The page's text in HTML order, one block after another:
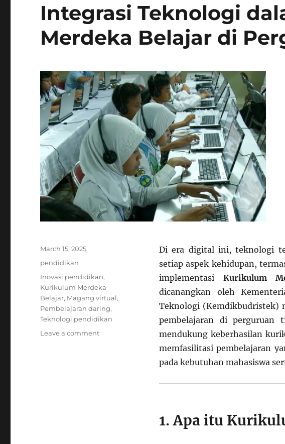
Integrasi Teknologi
Merdeka Belajar di
Di era digital ini, teknologi
setiap aspek kehidupan,
implementasi Kurikulum
dicanangkan oleh
Teknologi (Kemdikbudristek)
pembelajaran di perguruan
mendukung keberhasilan
memfasilitasi pembelajaran
pada kebutuhan mahasiswa
1. Apa itu
Posted
March 15, 2025
Categories
pendidikan
Tags
Inovasi pendidikan,
Kurikulum Merdeka
Belajar, Magang virtual,
Pembelajaran daring,
Teknologi pendidikan
Leave a commenton